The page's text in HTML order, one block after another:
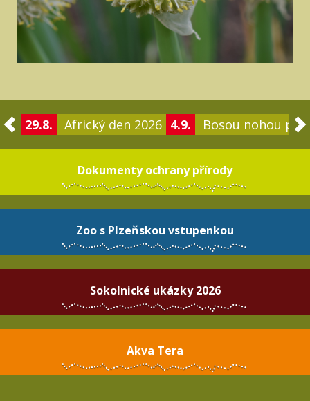
29.8. Africký den 2026 4.9. Bosou nohou po
Dokumenty ochrany přírody
Zoo s Plzeňskou vstupenkou
Sokolnické ukázky 2026
Akva Tera